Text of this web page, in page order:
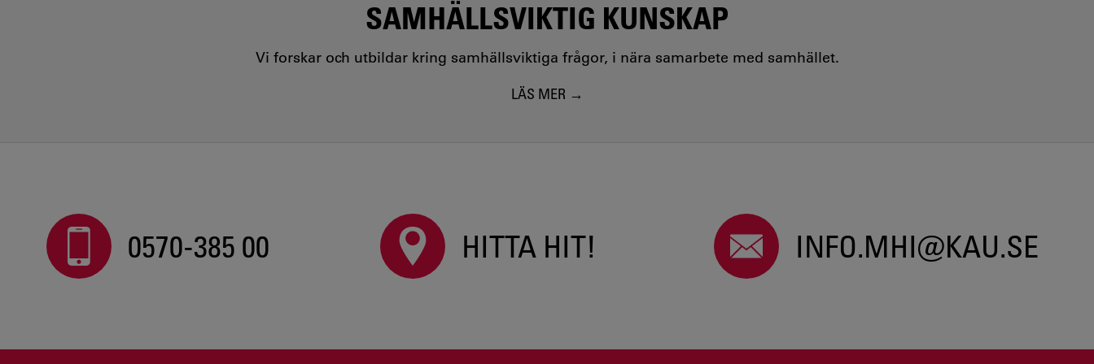
SAMHÄLLSVIKTIG KUNSKAP
Vi forskar och utbildar kring samhällsviktiga frågor, i nära samarbete med samhället.
LÄS MER
0570-385 00 HITTA HIT! INFO.MHI@KAU.SE